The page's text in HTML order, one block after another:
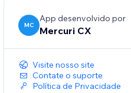
MC
App desenvolvido por
Mercuri CX
Visite nosso site
Contate o suporte
Política de Privacidade